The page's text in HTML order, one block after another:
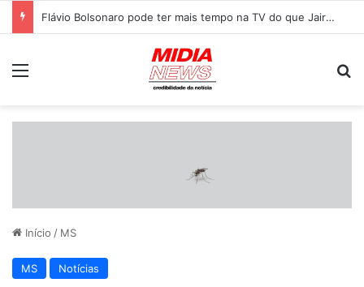
Flávio Bolsonaro pode ter mais tempo na TV do que Jair teve nas campanhas de 2018 e 2022
Início / MS
MS Notícias